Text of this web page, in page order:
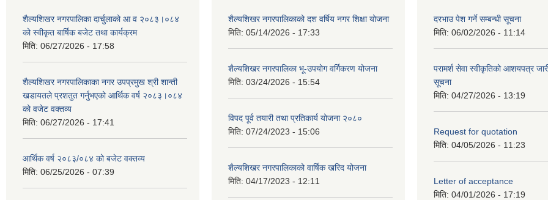
शैल्यशिखर नगरपालिका दार्चुलाको आ व २०८३।०८४
को स्वीकृत बार्षिक बजेट तथा कार्यक्रम
मिति: 06/27/2026 - 17:58
शैल्यशिखर नगरपालिकाका नगर उपप्रमुख श्री शान्ती
खडायतले प्रशतुत गर्नुभएको आर्थिक वर्ष २०८३।०८४
को वजेट वक्तव्य
मिति: 06/27/2026 - 17:41
आर्थिक वर्ष २०८३/०८४ को बजेट वक्तव्य
मिति: 06/25/2026 - 07:39
शैल्यशिखर नगरपालिकाको दश वर्षिय नगर शिक्षा योजना
मिति: 05/14/2026 - 17:33
शैल्यशिखर नगरपालिका भू-उपयोग वर्गिकरण योजना
मिति: 03/24/2026 - 15:54
विपद पूर्व तयारी तथा प्रतिकार्य योजना २०८०
मिति: 07/24/2023 - 15:06
शैल्यशिखर नगरपालिकाको वार्षिक खरिद योजना
मिति: 04/17/2023 - 12:11
दरभाउ पेश गर्ने सम्बन्धी सूचना
मिति: 06/02/2026 - 11:14
परामर्श सेवा स्वीकृतिको आशयपत्र
सूचना
मिति: 04/27/2026 - 13:19
Request for quotation
मिति: 04/05/2026 - 11:23
Letter of acceptance
मिति: 04/01/2026 - 17:19